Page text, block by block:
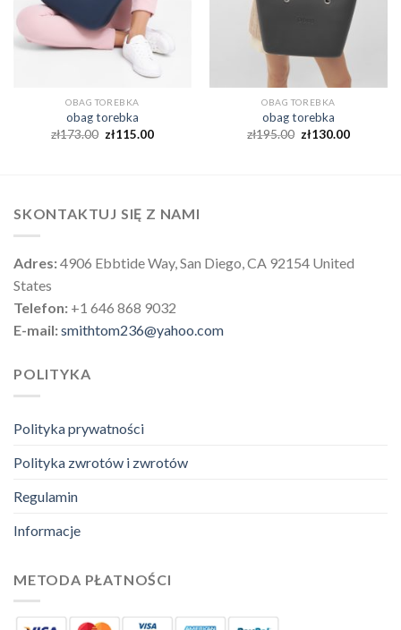
OBAG TOREBKA
obag torebka
zł173.00 zł115.00
OBAG TOREBKA
obag torebka
zł195.00 zł130.00
SKONTAKTUJ SIĘ Z NAMI
Adres:4906 Ebbtide Way, San Diego, CA 92154 United
States
Telefon: +1 646 868 9032
E-mail:smithtom236@yahoo.com
POLITYKA
Polityka prywatności
Polityka zwrotów i zwrotów
Regulamin
Informacje
METODA PŁATNOŚCI